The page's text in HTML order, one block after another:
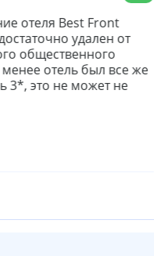
отеля Best Front
удален от
общественного
отель был все же
3*, это не может не